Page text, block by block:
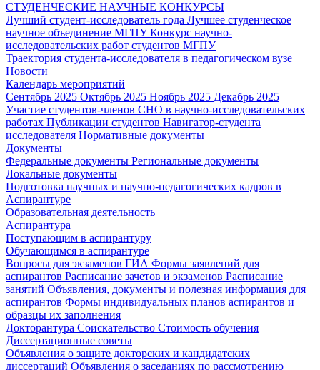
СТУДЕНЧЕСКИЕ НАУЧНЫЕ КОНКУРСЫ
Лучший студент-исследователь года Лучшее студенческое
научное объединение МГПУКонкурс научно-
исследовательских работ студентов МГПУ
Траектория студента-исследователя в педагогическом вузе
Новости
Календарь мероприятий
Сентябрь 2025 Октябрь 2025 Ноябрь 2025 Декабрь 2025
Участие студентов-членов СНО в научно-исследовательских
работах Публикации студентов Навигатор-студента
исследователя Нормативные документы
Документы
Федеральные документы Региональные документы
Локальные документы
Подготовка научных и научно-педагогических кадров в
Аспирантуре
Образовательная деятельность
Аспирантура
Поступающим в аспирантуру
Обучающимся в аспирантуре
Вопросы для экзаменов ГИА Формы заявлений для
аспирантов Расписание зачетов и экзаменов Расписание
занятий Объявления, документы и полезная информация для
аспирантов Формы индивидуальных планов аспирантов и
образцы их заполнения
Докторантура Соискательство Стоимость обучения
Диссертационные советы
Объявления о защите докторских и кандидатских
диссертаций Объявления о заседаниях по рассмотрению